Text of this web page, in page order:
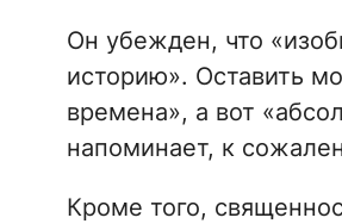
Он убежден, что
историю». Оставить
времена», а вот
напоминает, к
Кроме того,